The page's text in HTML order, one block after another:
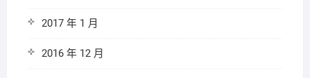
2017 年 1 月
2016 年 12 月